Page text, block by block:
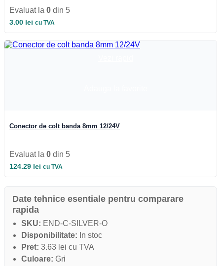
Evaluat la 0 din 5
3.00 lei cu TVA
Conector de colt banda 8mm 12/24V
Evaluat la 0 din 5
124.29 lei cu TVA
Date tehnice esentiale pentru comparare
rapida
SKU: END-C-SILVER-O
Disponibilitate: In stoc
Pret: 3.63 lei cu TVA
Culoare: Gri